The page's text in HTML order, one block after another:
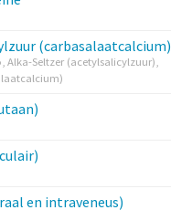
(carbasalaatcalcium)
Alka-Seltzer (acetylsalicylzuur),
en intraveneus)